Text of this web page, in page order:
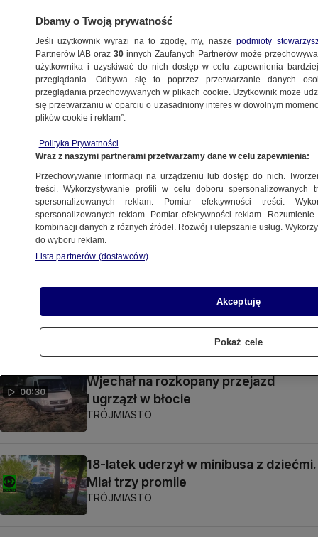
LĘBORK
72-latek zginął pod kołami ciężarówki
TRÓJMIASTO
Pożar gołębnika, spłonęło ponad 100
gołębi. Szukają kobiety ze zdjęć
LĘBORK
Kierowca utknął na nieczynnym
przejeździe kolejowym. Miał blisko 2
promile
00:30
Wjechał na rozkopany przejazd
i ugrzązł w błocie
TRÓJMIASTO
18-latek uderzył w minibusa z dziećmi.
Miał trzy promile
TRÓJMIASTO
Dbamy o Twoją prywatność
Jeśli użytkownik wyrazi na to zgodę, my, naszepodmioty
Partnerów IAB oraz30 innych Zaufanych Partnerów może
użytkownika i uzyskiwać do nich dostęp w celu zapewnienia
przeglądania. Odbywa się to poprzez przetwarzanie danych
przeglądania przechowywanych w plikach cookie. Użytkownik może
się przetwarzaniu w oparciu o uzasadniony interes w dowolnym
plików cookie i reklam”.
Polityka Prywatności
Wraz z naszymi partnerami przetwarzamy dane w celu zapewnienia:
Przechowywanie informacji na urządzeniu lub dostęp do nich.
treści. Wykorzystywanie profili w celu doboru spersonalizowanych
spersonalizowanych reklam. Pomiar efektywności treści.
spersonalizowanych reklam. Pomiar efektywności reklam.
kombinacji danych z różnych źródeł. Rozwój i ulepszanie usług.
do wyboru reklam.
Lista partnerów (dostawców)
Akceptuję
Pokaż cele